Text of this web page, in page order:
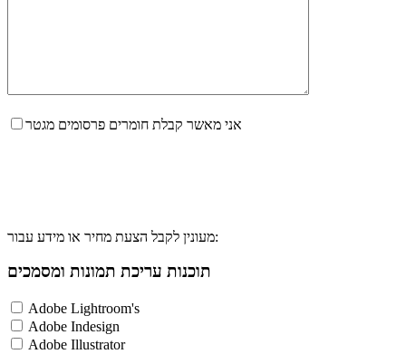
אני מאשר קבלת חומרים פרסומים מגטר
מעונין לקבל הצעת מחיר או מידע עבור:
תוכנות עריכת תמונות ומסמכים
Adobe Lightroom's
Adobe Indesign
Adobe Illustrator